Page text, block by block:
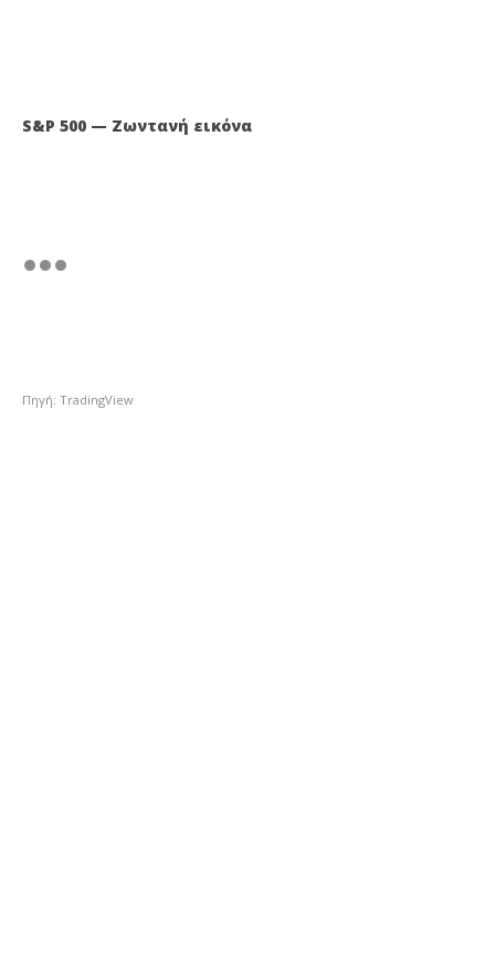
S&P 500 — Ζωντανή εικόνα
Πηγή: TradingView